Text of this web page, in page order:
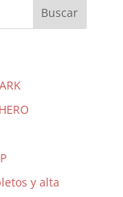
y alta